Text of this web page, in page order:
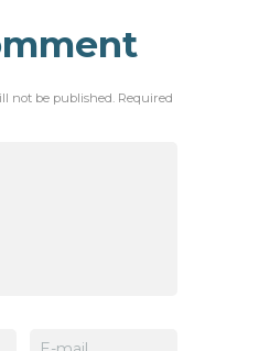
not be published. Required